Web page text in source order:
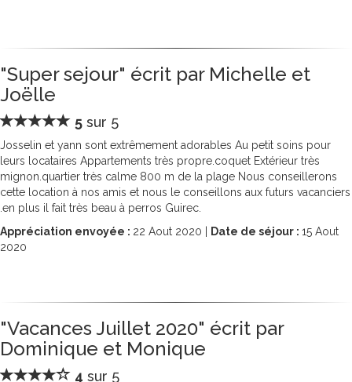
"Super sejour" écrit par Michelle et
Joëlle
5 sur 5
Josselin et yann sont extrêmement adorables Au petit soins pour
leurs locataires Appartements très propre.coquet Extérieur très
mignon.quartier très calme 800 m de la plage Nous conseillerons
cette location à nos amis et nous le conseillons aux futurs vacanciers
.en plus il fait très beau à perros Guirec.
Appréciation envoyée : 22 Aout 2020 | Date de séjour : 15 Aout
2020
"Vacances Juillet 2020" écrit par
Dominique et Monique
4 sur 5